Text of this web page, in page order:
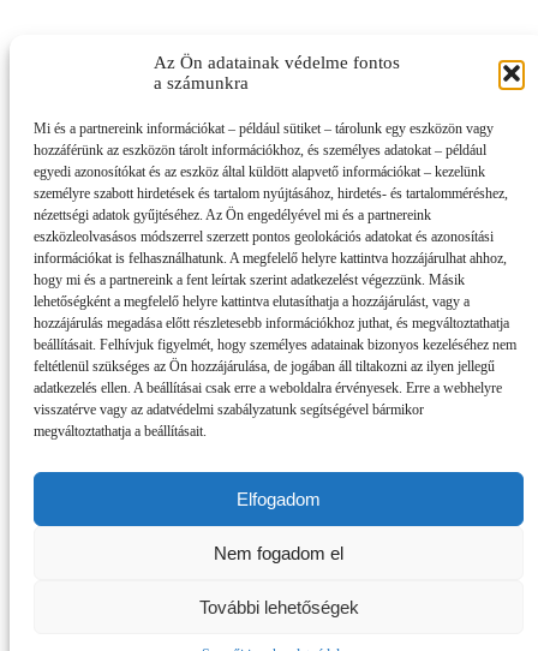
Az Ön adatainak védelme fontos
a számunkra
Mi és a partnereink információkat – például sütiket – tárolunk egy eszközön vagy
hozzáférünk az eszközön tárolt információkhoz, és személyes adatokat – például
egyedi azonosítókat és az eszköz által küldött alapvető információkat – kezelünk
személyre szabott hirdetések és tartalom nyújtásához, hirdetés- és tartalomméréshez,
nézettségi adatok gyűjtéséhez. Az Ön engedélyével mi és a partnereink
eszközleolvasásos módszerrel szerzett pontos geolokációs adatokat és azonosítási
információkat is felhasználhatunk. A megfelelő helyre kattintva hozzájárulhat ahhoz,
hogy mi és a partnereink a fent leírtak szerint adatkezelést végezzünk. Másik
lehetőségként a megfelelő helyre kattintva elutasíthatja a hozzájárulást, vagy a
hozzájárulás megadása előtt részletesebb információkhoz juthat, és megváltoztathatja
beállításait. Felhívjuk figyelmét, hogy személyes adatainak bizonyos kezeléséhez nem
feltétlenül szükséges az Ön hozzájárulása, de jogában áll tiltakozni az ilyen jellegű
adatkezelés ellen. A beállításai csak erre a weboldalra érvényesek. Erre a webhelyre
visszatérve vagy az adatvédelmi szabályzatunk segítségével bármikor
megváltoztathatja a beállításait.
Elfogadom
Nem fogadom el
További lehetőségek